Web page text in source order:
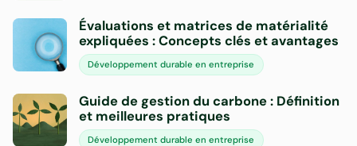
Évaluations et matrices de matérialité
expliquées : Concepts clés et avantages
Développement durable en entreprise
Guide de gestion du carbone : Définition
et meilleures pratiques
Développement durable en entreprise